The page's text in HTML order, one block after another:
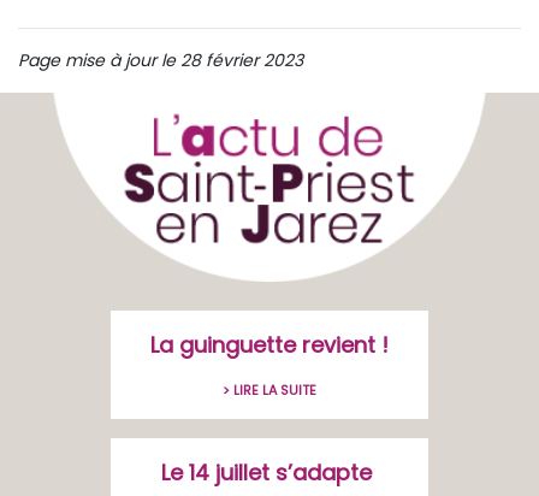
Page mise à jour le 28 février 2023
La guinguette revient !
> LIRE LA SUITE
Le 14 juillet s’adapte